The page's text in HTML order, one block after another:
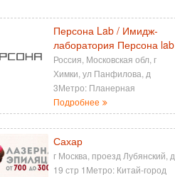
Персона Lab / Имидж-
лаборатория Персона lab
Россия, Московская обл, г
Химки, ул Панфилова, д
3Метро: Планерная
Подробнее
Сахар
г Москва, проезд Лубянский, д
19 стр 1Метро: Китай-город